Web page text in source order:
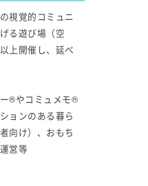
視覚的コミュニ
る遊び場（空
上開催し、延べ
®やコミュメモ®
ョンのある暮ら
向け）、おもち
営等